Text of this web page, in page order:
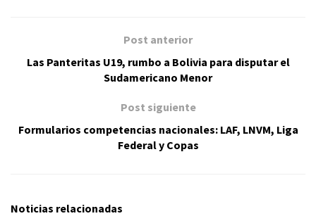
Post anterior
Las Panteritas U19, rumbo a Bolivia para disputar el
Sudamericano Menor
Post siguiente
Formularios competencias nacionales: LAF, LNVM, Liga
Federal y Copas
Noticias relacionadas